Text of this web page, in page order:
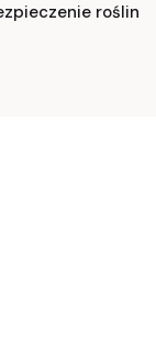
roślin